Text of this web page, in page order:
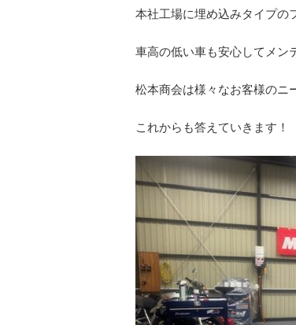
本社工場に埋め込みタイプの
車高の低い車も安心してメン
松本商会は様々なお客様のニ
これからも答えていきます！